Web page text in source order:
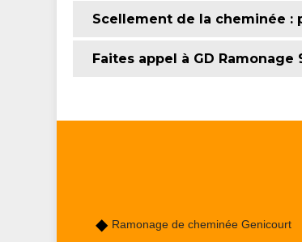
Scellement de la cheminée :
Faites appel à GD
Ramonage de cheminée Genicourt